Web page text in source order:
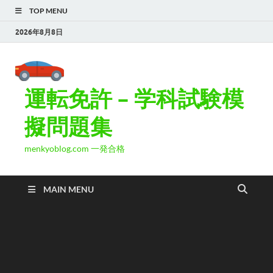
TOP MENU
2026年8月8日
運転免許 – 学科試験模
擬問題集
menkyoblog.com 一発合格
MAIN MENU